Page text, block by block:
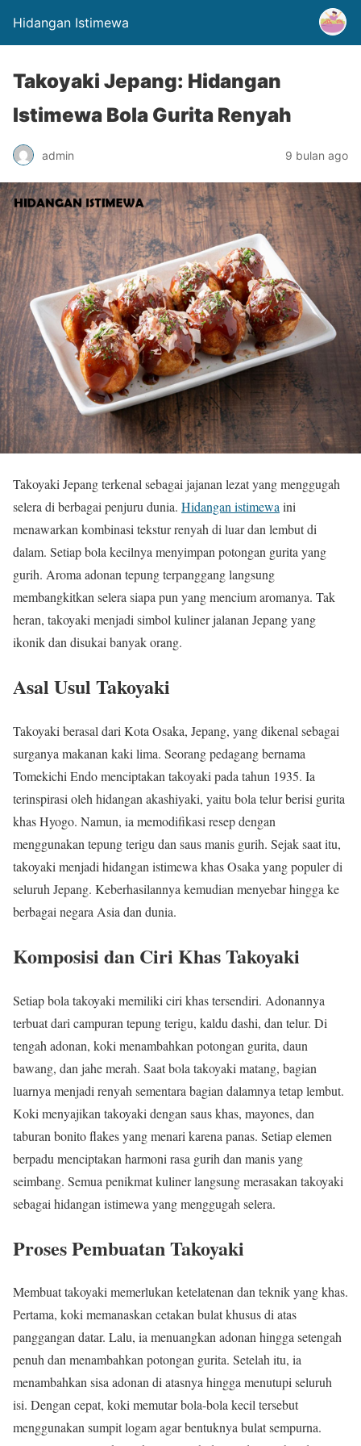
Hidangan Istimewa
Takoyaki Jepang: Hidangan
Istimewa Bola Gurita Renyah
admin 9 bulan ago
Takoyaki Jepang terkenal sebagai jajanan lezat yang menggugah
selera di berbagai penjuru dunia. Hidangan istimewa ini
menawarkan kombinasi tekstur renyah di luar dan lembut di
dalam. Setiap bola kecilnya menyimpan potongan gurita yang
gurih. Aroma adonan tepung terpanggang langsung
membangkitkan selera siapa pun yang mencium aromanya. Tak
heran, takoyaki menjadi simbol kuliner jalanan Jepang yang
ikonik dan disukai banyak orang.
Asal Usul Takoyaki
Takoyaki berasal dari Kota Osaka, Jepang, yang dikenal sebagai
surganya makanan kaki lima. Seorang pedagang bernama
Tomekichi Endo menciptakan takoyaki pada tahun 1935. Ia
terinspirasi oleh hidangan akashiyaki, yaitu bola telur berisi gurita
khas Hyogo. Namun, ia memodifikasi resep dengan
menggunakan tepung terigu dan saus manis gurih. Sejak saat itu,
takoyaki menjadi hidangan istimewa khas Osaka yang populer di
seluruh Jepang. Keberhasilannya kemudian menyebar hingga ke
berbagai negara Asia dan dunia.
Komposisi dan Ciri Khas Takoyaki
Setiap bola takoyaki memiliki ciri khas tersendiri. Adonannya
terbuat dari campuran tepung terigu, kaldu dashi, dan telur. Di
tengah adonan, koki menambahkan potongan gurita, daun
bawang, dan jahe merah. Saat bola takoyaki matang, bagian
luarnya menjadi renyah sementara bagian dalamnya tetap lembut.
Koki menyajikan takoyaki dengan saus khas, mayones, dan
taburan bonito flakes yang menari karena panas. Setiap elemen
berpadu menciptakan harmoni rasa gurih dan manis yang
seimbang. Semua penikmat kuliner langsung merasakan takoyaki
sebagai hidangan istimewa yang menggugah selera.
Proses Pembuatan Takoyaki
Membuat takoyaki memerlukan ketelatenan dan teknik yang khas.
Pertama, koki memanaskan cetakan bulat khusus di atas
panggangan datar. Lalu, ia menuangkan adonan hingga setengah
penuh dan menambahkan potongan gurita. Setelah itu, ia
menambahkan sisa adonan di atasnya hingga menutupi seluruh
isi. Dengan cepat, koki memutar bola-bola kecil tersebut
menggunakan sumpit logam agar bentuknya bulat sempurna.